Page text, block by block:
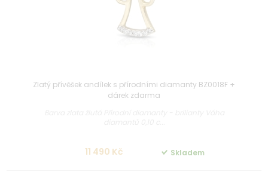
Zlatý přívěšek andílek s přírodními diamanty BZ0018F +
dárek zdarma
11 490 Kč Skladem